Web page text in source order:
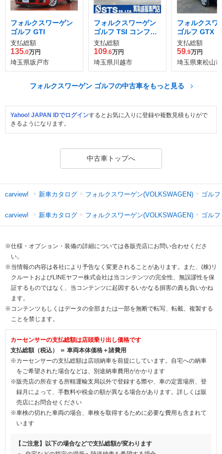
フォルクスワーゲン
ゴルフ GTI
支払総額
135.0万円
埼玉県坂戸市
フォルクスワーゲン
ゴルフ TSI コンフォ
ートライン
支払総額
109.6万円
埼玉県川越市
フォルクスワ
ゴルフ GTX
支払総額
59.9万円
埼玉県東松山市
フォルクスワーゲン ゴルフの中古車をもっと見る
Yahoo! JAPAN IDでログインするとお気に入りに登録や複数見積もりがで
きるようになります。
中古車トップへ
carview! 新車カタログ フォルクスワーゲン(VOLKSWAGEN) ゴルフ
carview! 新車カタログ フォルクスワーゲン(VOLKSWAGEN) ゴル
※仕様・オプション・装備の詳細については各販売店にお問い合わせくださ
い。
※当情報の内容は各社により予告なく変更されることがあります。また、(株)リ
クルートおよびLINEヤフー株式会社は当コンテンツの完全性、無誤謬性を保
証するものではなく、当コンテンツに起因するいかなる損害の責も負いかね
ます。
※コンテンツもしくはデータの全部または一部を無断で転写、転載、複製する
ことを禁じます。
カーセンサーの支払総額は店頭乗り出し価格です
支払総額（税込） ＝ 車両本体価格＋諸費用
※カーセンサーの支払総額は店頭納車を前提にしています。自宅への納車
をご希望された場合などは、別途納車費用がかかります
※販売店の所在する所轄運輸支局以外で登録する際や、車の定置場所、登
録月によって、手数料や税金の額が異なる場合があります。詳しくは販
売店にお問合せください
※車検の切れた車両の場合、車検を取得するために必要な費用も含まれて
います
【ご注意】以下の場合などで支払総額が変わります